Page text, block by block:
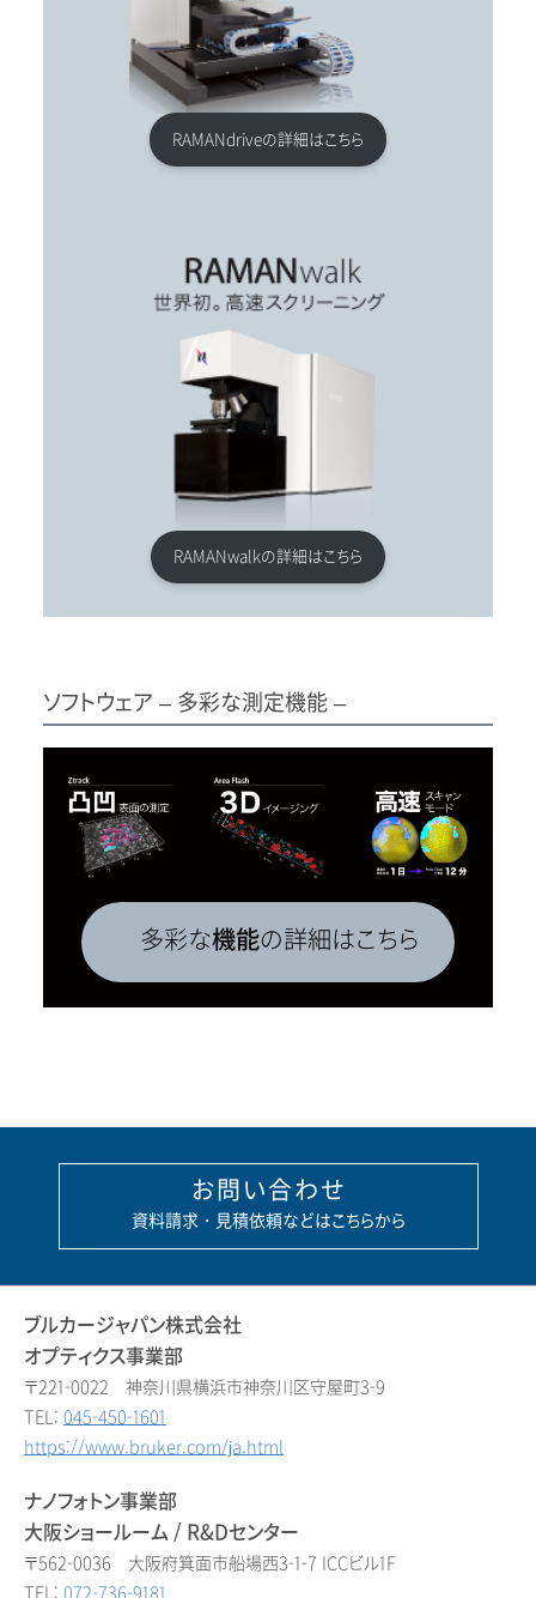
RAMANdriveの詳細はこちら
RAMANwalkの詳細はこちら
ソフトウェア – 多彩な測定機能 –
多彩な機能の詳細はこちら
お問い合わせ
資料請求・見積依頼などはこちらから
ブルカージャパン株式会社
オプティクス事業部
〒221-0022 神奈川県横浜市神奈川区守屋町3-9
TEL: 045-450-1601
https://www.bruker.com/ja.html
ナノフォトン事業部
大阪ショールーム / R&Dセンター
〒562-0036 大阪府箕面市船場西3-1-7 ICCビル1F